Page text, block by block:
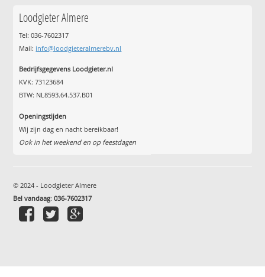
Loodgieter Almere
Tel: 036-7602317
Mail: info@loodgieteralmerebv.nl
Bedrijfsgegevens Loodgieter.nl
KVK: 73123684
BTW: NL8593.64.537.B01
Openingstijden
Wij zijn dag en nacht bereikbaar!
Ook in het weekend en op feestdagen
© 2024 - Loodgieter Almere
Bel vandaag:036-7602317